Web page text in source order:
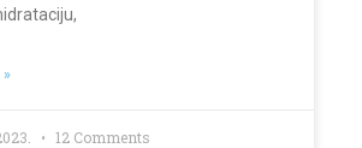
»
12 Comments